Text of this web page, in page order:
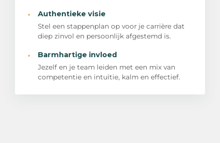
· Authentieke visie
Stel een stappenplan op voor je carrière dat
diep zinvol en persoonlijk afgestemd is.
· Barmhartige invloed
Jezelf en je team leiden met een mix van
competentie en intuïtie, kalm en effectief.